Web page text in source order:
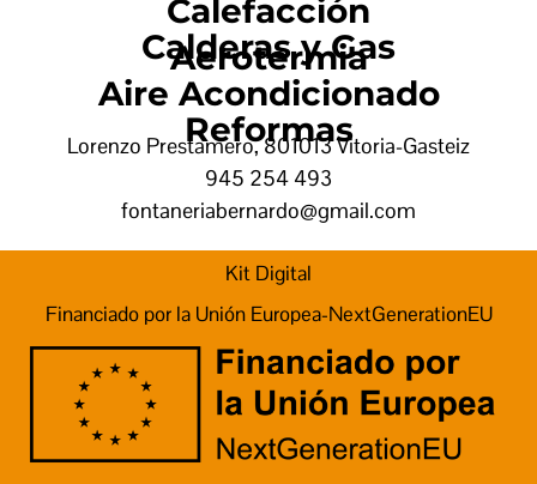
Calefacción
Calderas y Gas
Aerotermia
Aire Acondicionado
Reformas
Lorenzo Prestamero, 801013 Vitoria-Gasteiz
945 254 493
fontaneriabernardo@gmail.com
Kit Digital
Financiado por la Unión Europea-NextGenerationEU